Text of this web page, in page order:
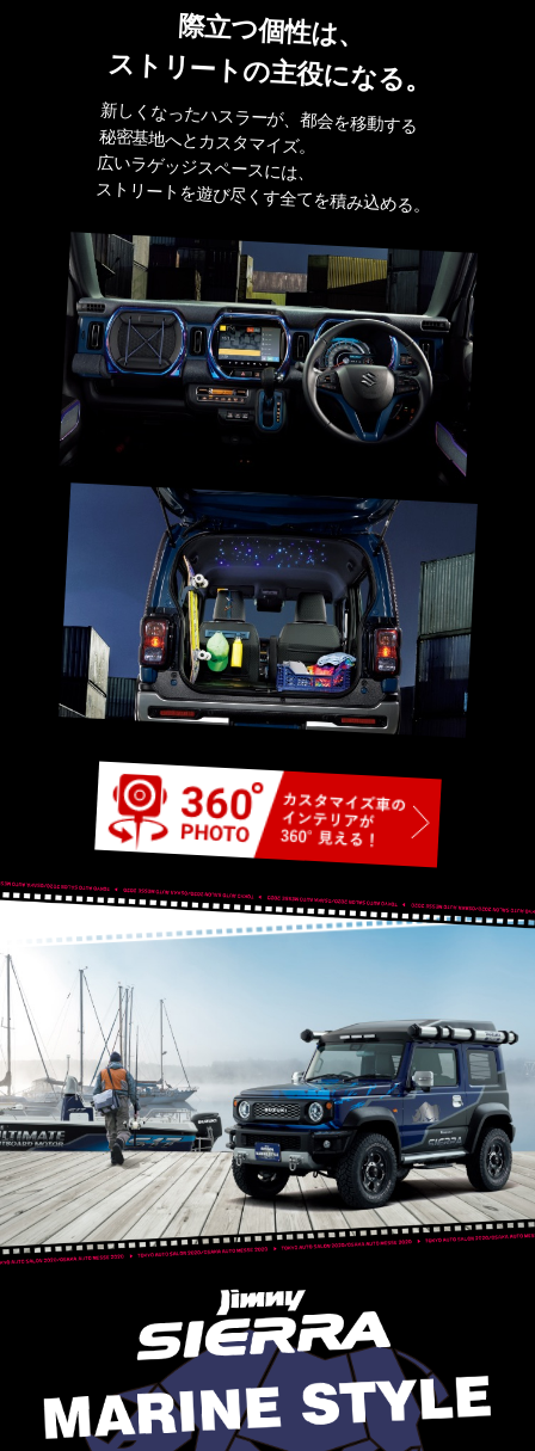
際立つ個性は、
ストリートの主役になる。
新しくなったハスラーが、都会を移動する
秘密基地へとカスタマイズ。
広いラゲッジスペースには、
ストリートを遊び尽くす全てを積み込める。